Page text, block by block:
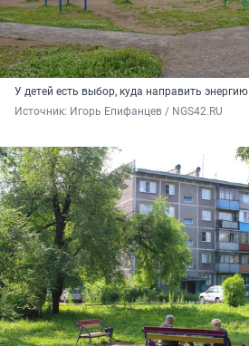
У детей есть выбор, куда направить энергию
Источник: Игорь Епифанцев / NGS42.RU